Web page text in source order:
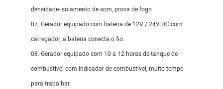
densidade-isolamento de som, prova de fogo
07. Gerador equipado com bateria de 12V / 24V DC com
carregador, a bateria conecta o fio.
08. Gerador equipado com 10 a 12 horas de tanque de
combustível com indicador de combustível, muito tempo
para trabalhar.